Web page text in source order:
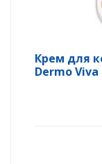
Крем для
Dermo Viva